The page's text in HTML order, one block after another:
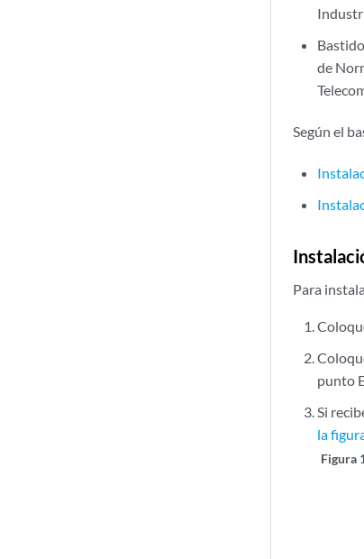
de
Según el
Para
punto
Si
la
Figura